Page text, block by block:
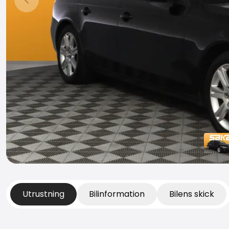
Föregående bild
Utrustning Bilinformation Bilens skick